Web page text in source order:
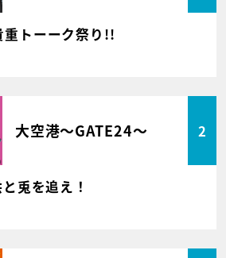
重トーーク祭り!!
大空港～GATE24～ 2
兎を追え！